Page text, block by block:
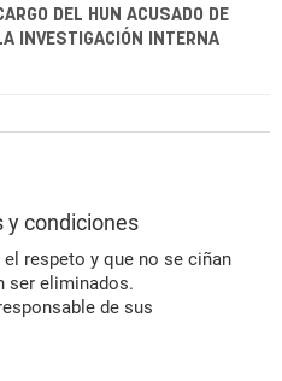
DEL HUN ACUSADO DE
INVESTIGACIÓN INTERNA
y condiciones
respeto y que no se ciñan
ser eliminados.
de sus